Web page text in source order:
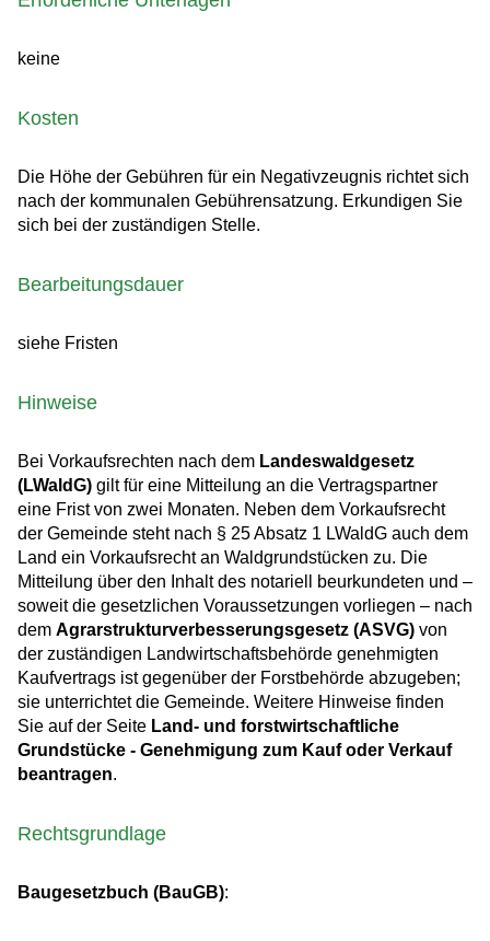
keine
Kosten
Die Höhe der Gebühren für ein Negativzeugnis richtet sich
nach der kommunalen Gebührensatzung. Erkundigen Sie
sich bei der zuständigen Stelle.
Bearbeitungsdauer
siehe Fristen
Hinweise
Bei Vorkaufsrechten nach dem Landeswaldgesetz
(LWaldG) gilt für eine Mitteilung an die Vertragspartner
eine Frist von zwei Monaten. Neben dem Vorkaufsrecht
der Gemeinde steht nach § 25 Absatz 1 LWaldG auch dem
Land ein Vorkaufsrecht an Waldgrundstücken zu. Die
Mitteilung über den Inhalt des notariell beurkundeten und –
soweit die gesetzlichen Voraussetzungen vorliegen – nach
dem Agrarstrukturverbesserungsgesetz (ASVG) von
der zuständigen Landwirtschaftsbehörde genehmigten
Kaufvertrags ist gegenüber der Forstbehörde abzugeben;
sie unterrichtet die Gemeinde. Weitere Hinweise finden
Sie auf der Seite Land- und forstwirtschaftliche
Grundstücke - Genehmigung zum Kauf oder Verkauf
beantragen.
Rechtsgrundlage
Baugesetzbuch (BauGB):